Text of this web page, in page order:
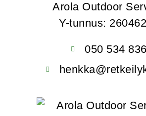
Arola Outdoor
Y-tunnus:
050 534